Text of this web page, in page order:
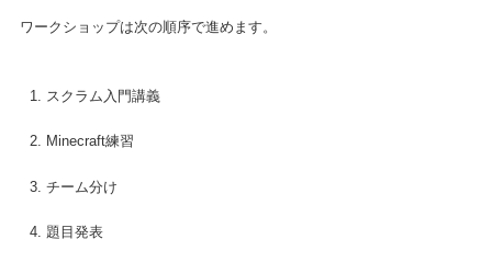
ワークショップは次の順序で進めます。
スクラム入門講義
Minecraft練習
チーム分け
題目発表